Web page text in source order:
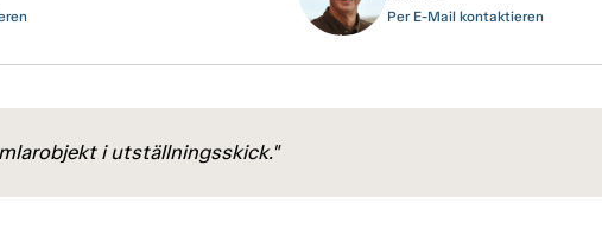
Per E-Mail kontaktieren
i utställningsskick."